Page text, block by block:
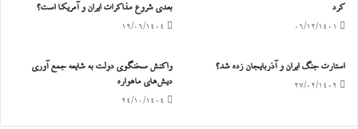
کرد
۰۶/۱۲/۱۴۰۱
بعدی شروع مذاکرات ایران و آمریکا است؟
۱۹/۰۶/۱۴۰۴
استارت جنگ ایران و آذربایجان زده شد؟
۲۷/۰۲/۱۴۰۲
واکنش سخنگوی دولت به شایعه جمع آوری
دیش‌های ماهواره
۲۴/۱۰/۱۴۰۴